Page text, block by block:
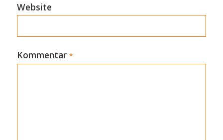
Website
Kommentar *